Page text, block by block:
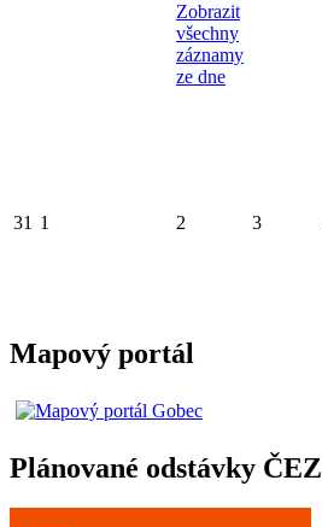
Zobrazit
všechny
záznamy
ze dne
31 1 2 3
Mapový portál
Plánované odstávky ČEZ